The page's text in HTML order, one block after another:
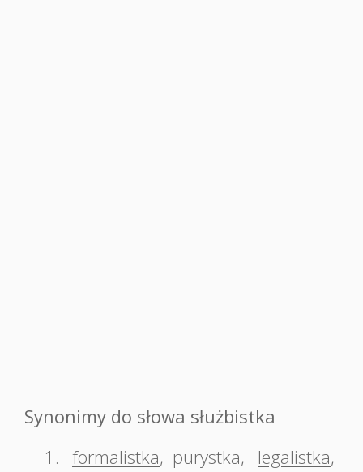
Synonimy do słowa służbistka
1. formalistka, purystka, legalistka,